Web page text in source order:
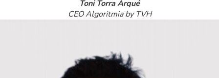
Toni Torra Arqué
CEO Algoritmia by TVH